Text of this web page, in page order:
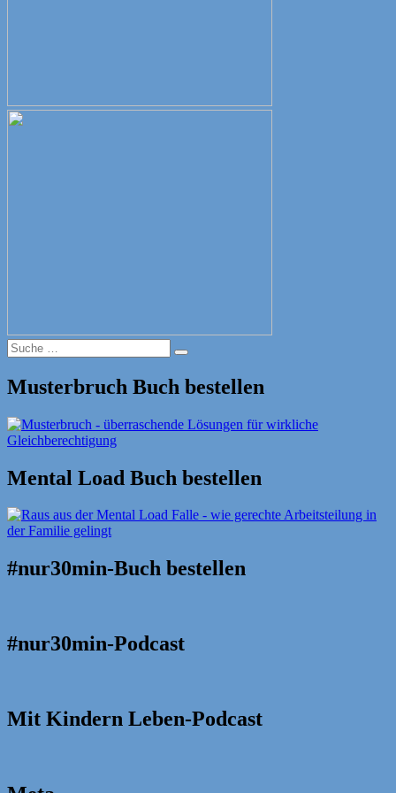
Suche
nach:
Suche
Musterbruch Buch bestellen
Mental Load Buch bestellen
#nur30min-Buch bestellen
#nur30min-Podcast
Mit Kindern Leben-Podcast